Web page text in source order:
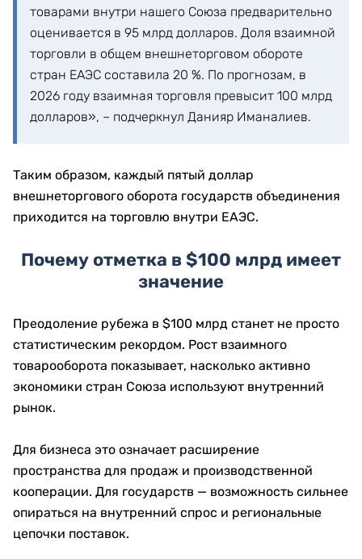
товарами внутри нашего Союза предварительно
оценивается в 95 млрд долларов. Доля взаимной
торговли в общем внешнеторговом обороте
стран ЕАЭС составила 20 %. По прогнозам, в
2026 году взаимная торговля превысит 100 млрд
долларов», – подчеркнул Данияр Иманалиев.
Таким образом, каждый пятый доллар
внешнеторгового оборота государств объединения
приходится на торговлю внутри ЕАЭС.
Почему отметка в $100 млрд имеет
значение
Преодоление рубежа в $100 млрд станет не просто
статистическим рекордом. Рост взаимного
товарооборота показывает, насколько активно
экономики стран Союза используют внутренний
рынок.
Для бизнеса это означает расширение
пространства для продаж и производственной
кооперации. Для государств — возможность сильнее
опираться на внутренний спрос и региональные
цепочки поставок.